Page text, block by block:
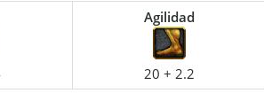
Agilidad
20 + 2.2